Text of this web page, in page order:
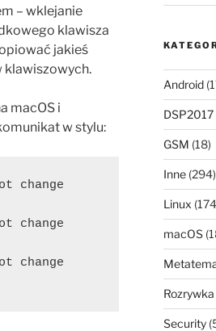
– wklejanie
klawisza
jakieś
klawiszowych.
macOS i
w stylu:
change
change
change
Android
DSP2017
GSM (18)
Inne(294)
Linux
macOS
Rozrywka
Security